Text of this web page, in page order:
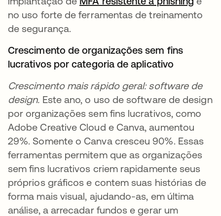
no uso forte de ferramentas de treinamento
de segurança.
Crescimento de organizações sem fins
lucrativos por categoria de aplicativo
Crescimento mais rápido geral: software de
design. Este ano, o uso de software de design
por organizações sem fins lucrativos, como
Adobe Creative Cloud e Canva, aumentou
29%. Somente o Canva cresceu 90%. Essas
ferramentas permitem que as organizações
sem fins lucrativos criem rapidamente seus
próprios gráficos e contem suas histórias de
forma mais visual, ajudando-as, em última
análise, a arrecadar fundos e gerar um